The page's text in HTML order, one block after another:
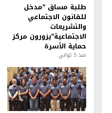
طلبة مساق "مدخل
للقانون الاجتماعي
والتشريعات
الاجتماعية"يزورون مركز
حماية الأسرة
منذ 5 ثواني